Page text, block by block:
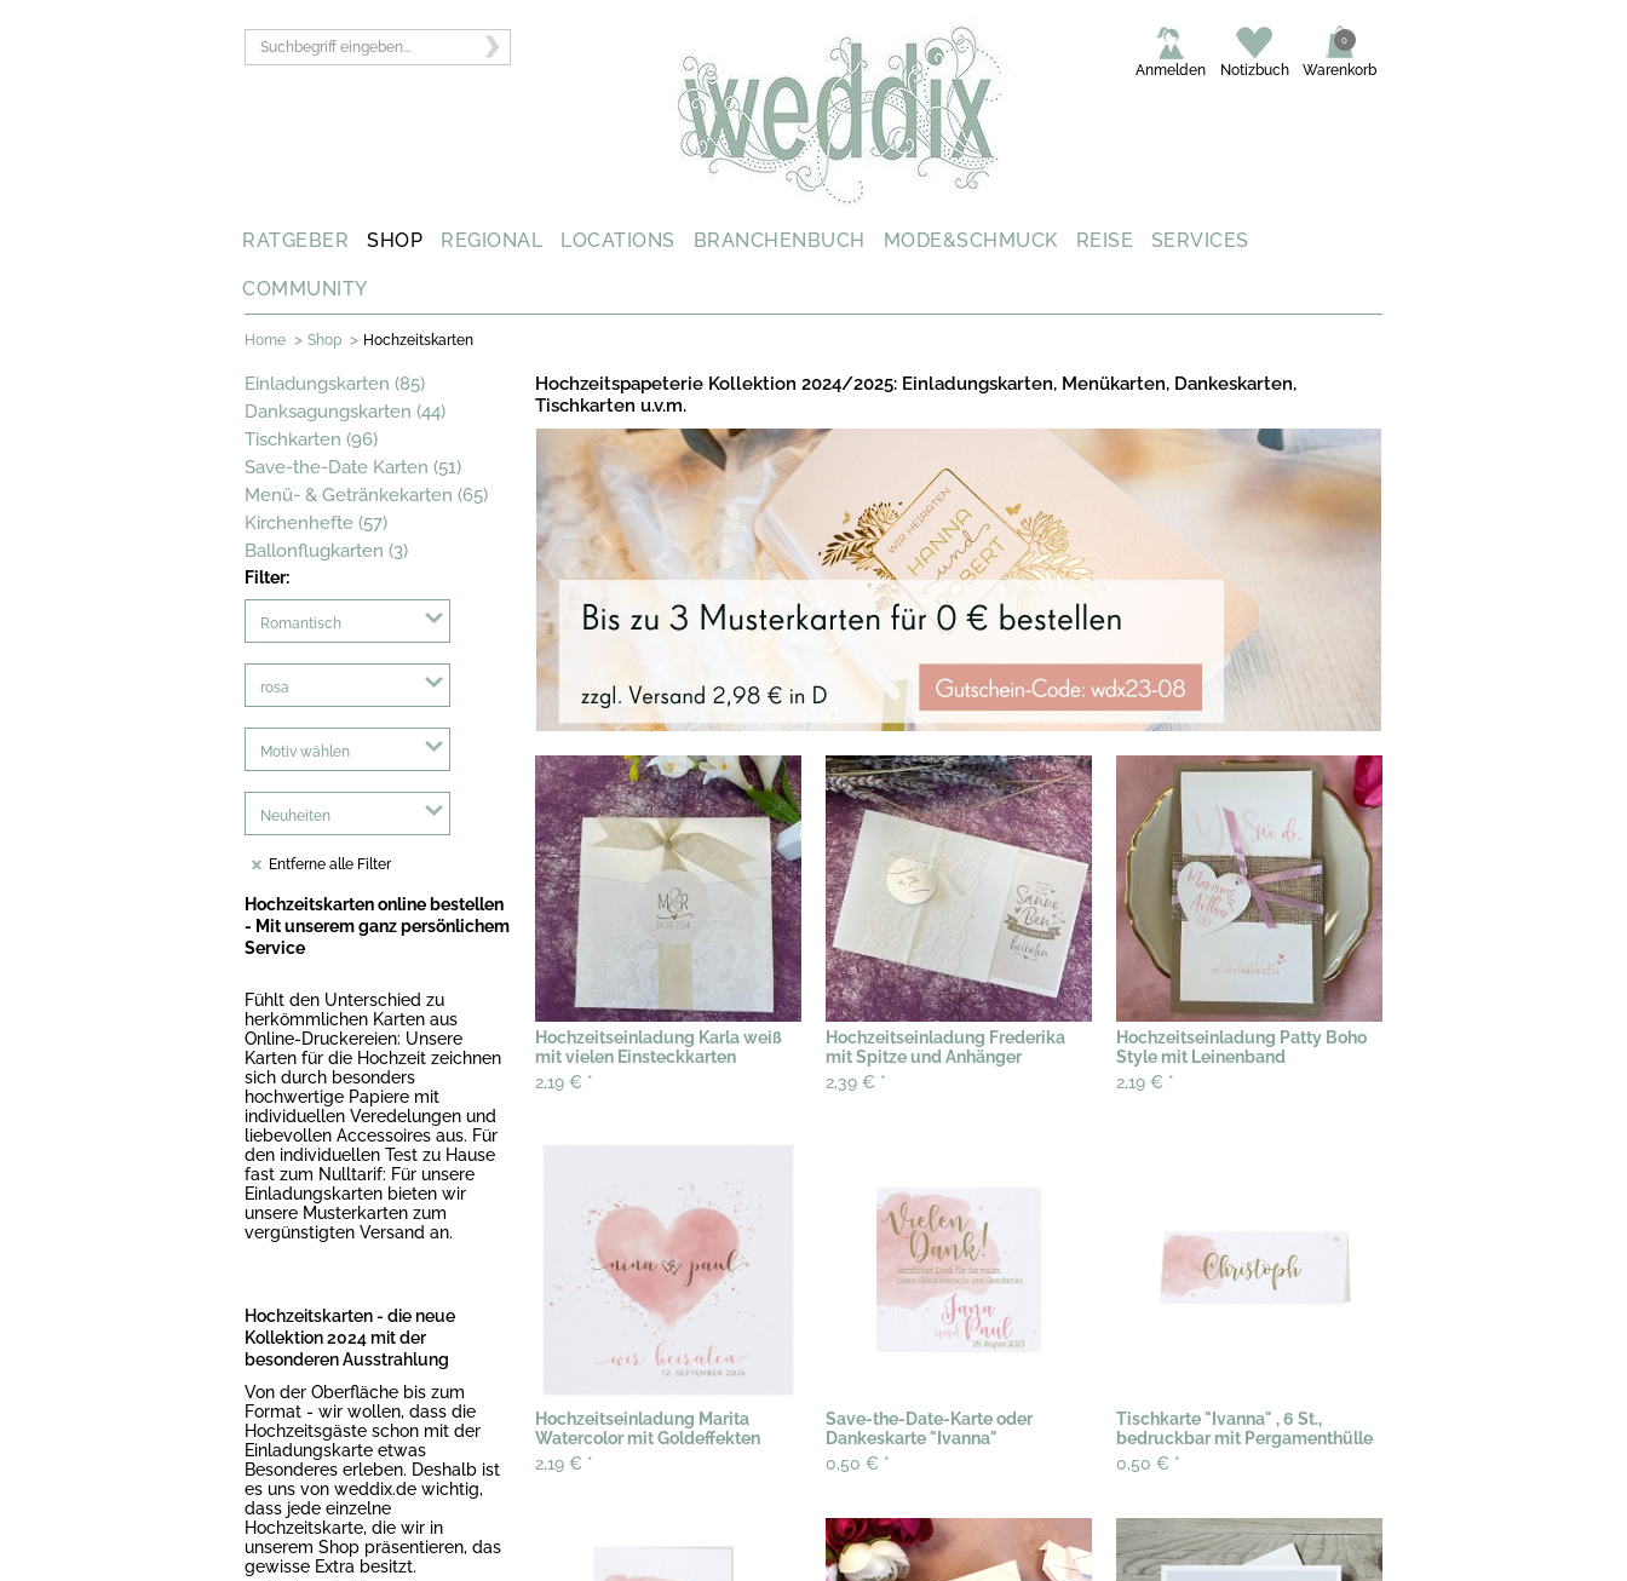
Warenkorb
0
Notizbuch
Anmelden
RATGEBER SHOP REGIONAL LOCATIONS BRANCHENBUCH MODE&SCHMUCK REISE SERVICES
COMMUNITY
Home > Shop > Hochzeitskarten
Einladungskarten (85)
Danksagungskarten (44)
Tischkarten (96)
Save-the-Date Karten (51)
Menü- & Getränkekarten (65)
Kirchenhefte (57)
Ballonflugkarten (3)
Filter:
Romantisch
rosa
Motiv wählen
Neuheiten
Entferne alle Filter
Hochzeitskarten online bestellen
- Mit unserem ganz persönlichem
Service
Fühlt den Unterschied zu
herkömmlichen Karten aus
Online-Druckereien: Unsere
Karten für die Hochzeit zeichnen
sich durch besonders
hochwertige Papiere mit
individuellen Veredelungen und
liebevollen Accessoires aus. Für
den individuellen Test zu Hause
fast zum Nulltarif: Für unsere
Einladungskarten bieten wir
unsere Musterkarten zum
vergünstigten Versand an.
Hochzeitskarten - die neue
Kollektion 2024 mit der
besonderen Ausstrahlung
Von der Oberfläche bis zum
Format - wir wollen, dass die
Hochzeitsgäste schon mit der
Einladungskarte etwas
Besonderes erleben. Deshalb ist
es uns von weddix.de wichtig,
dass jede einzelne
Hochzeitskarte, die wir in
unserem Shop präsentieren, das
gewisse Extra besitzt.
Hochzeitspapeterie Kollektion 2024/2025: Einladungskarten, Menükarten, Dankeskarten,
Tischkarten u.v.m.
Hochzeitseinladung Karla weiß
mit vielen Einsteckkarten
2,19 € *
Hochzeitseinladung Frederika
mit Spitze und Anhänger
2,39 € *
Hochzeitseinladung Patty Boho
Style mit Leinenband
2,19 € *
Hochzeitseinladung Marita
Watercolor mit Goldeffekten
2,19 € *
Save-the-Date-Karte oder
Dankeskarte "Ivanna"
0,50 € *
Tischkarte "Ivanna" , 6 St.,
bedruckbar mit Pergamenthülle
0,50 € *